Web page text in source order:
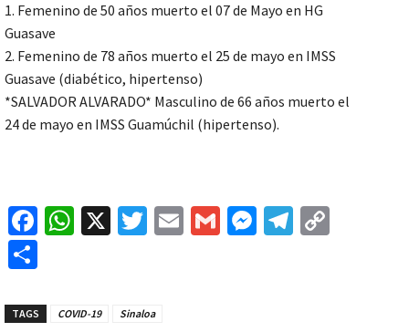
1. Femenino de 50 años muerto el 07 de Mayo en HG
Guasave
2. Femenino de 78 años muerto el 25 de mayo en IMSS
Guasave (diabético, hipertenso)
*SALVADOR ALVARADO* Masculino de 66 años muerto el
24 de mayo en IMSS Guamúchil (hipertenso).
Fa
o
W
sA
X
T
er
E
G
M Te
m
TAGS COVID-19 Sinaloa